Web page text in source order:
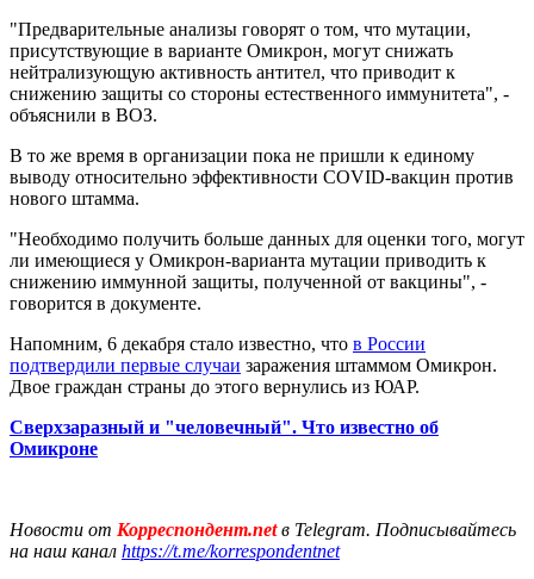
"Предварительные анализы говорят о том, что мутации,
присутствующие в варианте Омикрон, могут снижать
нейтрализующую активность антител, что приводит к
снижению защиты со стороны естественного иммунитета", -
объяснили в ВОЗ.
В то же время в организации пока не пришли к единому
выводу относительно эффективности COVID-вакцин против
нового штамма.
"Необходимо получить больше данных для оценки того, могут
ли имеющиеся у Омикрон-варианта мутации приводить к
снижению иммунной защиты, полученной от вакцины", -
говорится в документе.
Напомним, 6 декабря стало известно, что в России
подтвердили первые случаи заражения штаммом Омикрон.
Двое граждан страны до этого вернулись из ЮАР.
Сверхзаразный и "человечный". Что известно об
Омикроне
Новости от Корреспондент.netв Telegram. Подписывайтесь
на наш канал https://t.me/korrespondentnet